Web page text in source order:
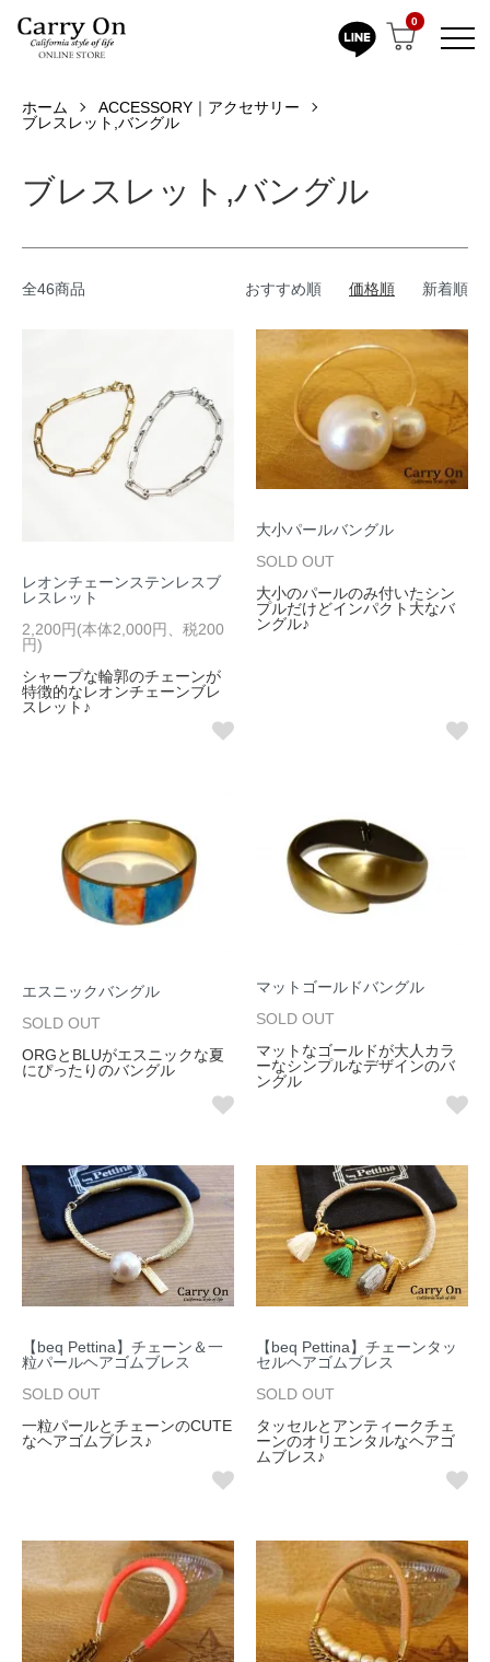
0
ホーム
ACCESSORY｜アクセサリー
ブレスレット,バングル
ブレスレット,バングル
全46商品 おすすめ順 価格順 新着順
レオンチェーンステンレスブ
レスレット
2,200円(本体2,000円、税200
円)
シャープな輪郭のチェーンが
特徴的なレオンチェーンブレ
スレット♪
大小パールバングル
SOLD OUT
大小のパールのみ付いたシン
プルだけどインパクト大なバ
ングル♪
エスニックバングル
SOLD OUT
ORGとBLUがエスニックな夏
にぴったりのバングル
マットゴールドバングル
SOLD OUT
マットなゴールドが大人カラ
ーなシンプルなデザインのバ
ングル
【beq Pettina】チェーン＆一
粒パールヘアゴムブレス
SOLD OUT
一粒パールとチェーンのCUTE
なヘアゴムブレス♪
【beq Pettina】チェーンタッ
セルヘアゴムブレス
SOLD OUT
タッセルとアンティークチェ
ーンのオリエンタルなヘアゴ
ムブレス♪